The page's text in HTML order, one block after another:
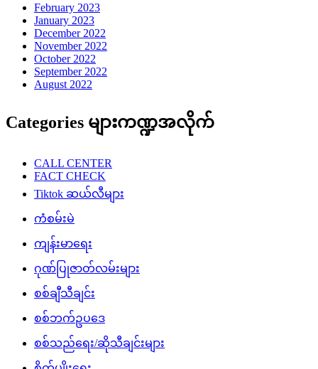
February 2023
January 2023
December 2022
November 2022
October 2022
September 2022
August 2022
Categories များကဏ္ဍအလိုက်
CALL CENTER
FACT CHECK
Tiktok ဆယ်လီများ
ကံစမ်းမဲ
ကျန်းမာရေး
ဂုဏ်ပြုဇာတ်လမ်းများ
စစ်ချီသီချင်း
စစ်ဘက်ဥပဒေ
စစ်သည်ရေး/ဆိုသီချင်းများ